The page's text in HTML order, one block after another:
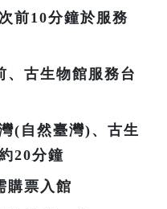
前10分鐘於服務
、古生物館服務台
(自然臺灣)、古生
20分鐘
購票入館